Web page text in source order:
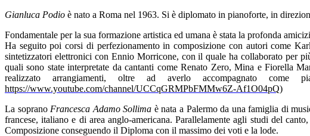
Gianluca Podio è nato a Roma nel 1963. Si è diplomato in pianoforte, in
Fondamentale per la sua formazione artistica ed umana è stata la profonda
Ha seguito poi corsi di perfezionamento in composizione con autori come
sintetizzatori elettronici con Ennio Morricone, con il quale ha collaborato per
quali sono state interpretate da cantanti come Renato Zero, Mina e Fiorella
realizzato arrangiamenti, oltre ad averlo accompagnato
https://www.youtube.com/channel/UCCqGRMPbFMMw6Z-Af1O04pQ)
La soprano Francesca Adamo Sollima è nata a Palermo da una famiglia di
francese, italiano e di area anglo-americana. Parallelamente agli studi del
Composizione conseguendo il Diploma con il massimo dei voti e la lode.